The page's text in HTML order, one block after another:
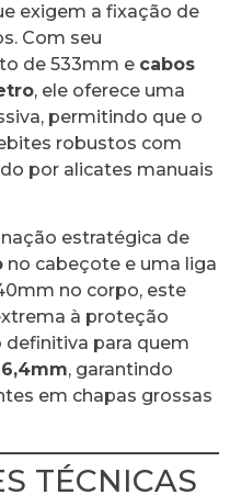
exigem a fixação de
Com seu
de 533mm e cabos
, ele oferece uma
permitindo que o
robustos com
por alicates manuais
estratégica de
no cabeçote e uma liga
no corpo, este
à proteção
definitiva para quem
6,4mm, garantindo
em chapas grossas
TÉCNICAS